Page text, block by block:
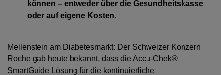
können – entweder über die Gesundheitskasse
oder auf eigene Kosten.
Meilenstein am Diabetesmarkt: Der Schweizer Konzern
Roche gab heute bekannt, dass die Accu-Chek®
SmartGuide Lösung für die kontinuierliche